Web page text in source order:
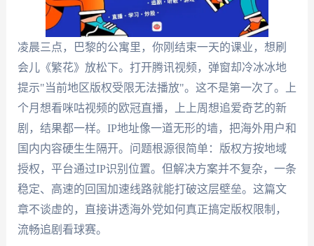
凌晨三点，巴黎的公寓里，你刚结束一天的课业，想刷
会儿《繁花》放松下。打开腾讯视频，弹窗却冷冰冰地
提示"当前地区版权受限无法播放"。这不是第一次了。上
个月想看咪咕视频的欧冠直播，上上周想追爱奇艺的新
剧，结果都一样。IP地址像一道无形的墙，把海外用户和
国内内容硬生生隔开。问题根源很简单：版权方按地域
授权，平台通过IP识别位置。但解决方案并不复杂，一条
稳定、高速的回国加速线路就能打破这层壁垒。这篇文
章不谈虚的，直接讲透海外党如何真正搞定版权限制，
流畅追剧看球赛。